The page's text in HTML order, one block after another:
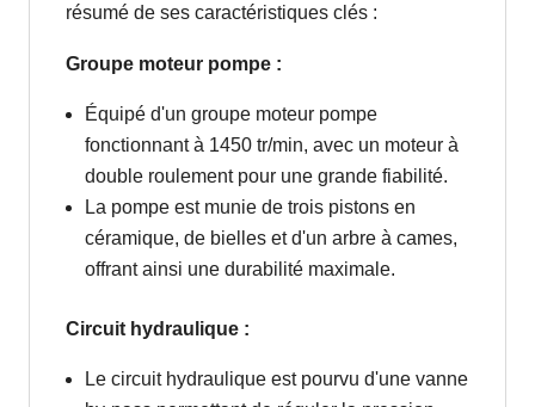
résumé de ses caractéristiques clés :
Groupe moteur pompe :
Équipé d'un groupe moteur pompe
fonctionnant à 1450 tr/min, avec un moteur à
double roulement pour une grande fiabilité.
La pompe est munie de trois pistons en
céramique, de bielles et d'un arbre à cames,
offrant ainsi une durabilité maximale.
Circuit hydraulique :
Le circuit hydraulique est pourvu d'une vanne